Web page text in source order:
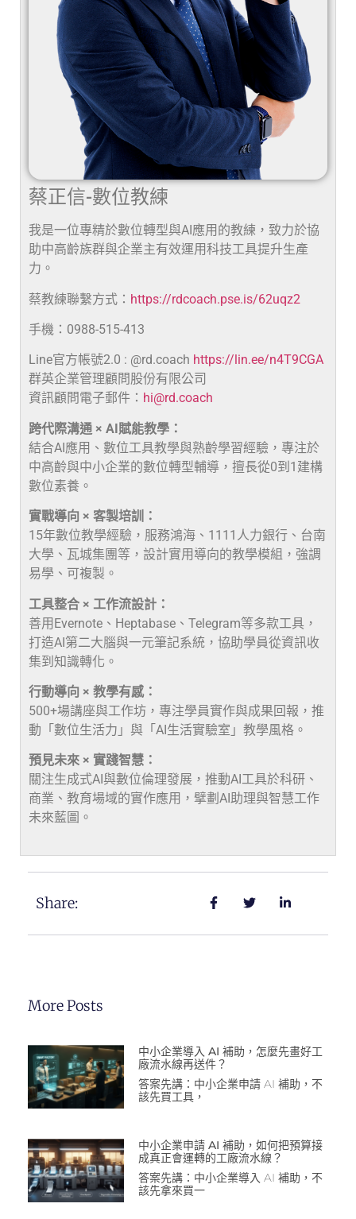
蔡正信-數位教練
我是一位專精於數位轉型與AI應用的教練，致力於協
助中高齡族群與企業主有效運用科技工具提升生產
力。
蔡教練聯繫方式： https://rdcoach.pse.is/62uqz2
手機：0988-515-413
Line官方帳號2.0 : @rd.coach https://lin.ee/n4T9CGA
群英企業管理顧問股份有限公司
資訊顧問電子郵件： hi@rd.coach
跨代際溝通 × AI賦能教學：
結合AI應用、數位工具教學與熟齡學習經驗，專注於
中高齡與中小企業的數位轉型輔導，擅長從0到1建構
數位素養。
實戰導向 × 客製培訓：
15年數位教學經驗，服務鴻海、1111人力銀行、台南
大學、瓦城集團等，設計實用導向的教學模組，強調
易學、可複製。
工具整合 × 工作流設計：
善用Evernote、Heptabase、Telegram等多款工具，
打造AI第二大腦與一元筆記系統，協助學員從資訊收
集到知識轉化。
行動導向 × 教學有感：
500+場講座與工作坊，專注學員實作與成果回報，推
動「數位生活力」與「AI生活實驗室」教學風格。
預見未來 × 實踐智慧：
關注生成式AI與數位倫理發展，推動AI工具於科研、
商業、教育場域的實作應用，擘劃AI助理與智慧工作
未來藍圖。
Share:
More Posts
中小企業導入 AI 補助，怎麼先畫好工
廠流水線再送件？
答案先講：中小企業申請 AI 補助，不
該先買工具，
中小企業申請 AI 補助，如何把預算接
成真正會運轉的工廠流水線？
答案先講：中小企業導入 AI 補助，不
該先拿來買一